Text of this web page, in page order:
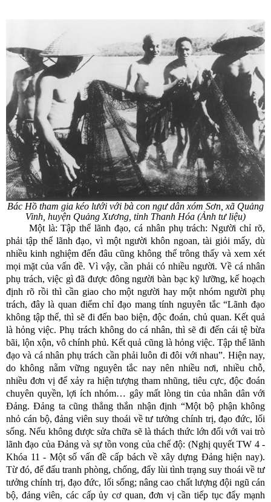
Bác Hồ tham gia kéo lưới với bà con ngư dân xóm Sơn, xã Quảng
Vinh, huyện Quảng Xương, tỉnh Thanh Hóa (Ảnh tư liệu)
Một là: Tập thể lãnh đạo, cá nhân phụ trách: Người chỉ rõ,
phải tập thể lãnh đạo, vì một người khôn ngoan, tài giỏi mấy, dù
nhiều kinh nghiệm đến đâu cũng không thể trông thấy và xem xét
mọi mặt của vấn đề. Vì vậy, cần phải có nhiều người. Về cá nhân
phụ trách, việc gì đã được đông người bàn bạc kỹ lưỡng, kế hoạch
định rõ rồi thì cần giao cho một người hay một nhóm người phụ
trách, đây là quan điểm chỉ đạo mang tính nguyên tắc “Lãnh đạo
không tập thể, thì sẽ đi đến bao biện, độc đoán, chủ quan. Kết quả
là hỏng việc. Phụ trách không do cá nhân, thì sẽ đi đến cái tệ bừa
bãi, lộn xộn, vô chính phủ. Kết quả cũng là hỏng việc. Tập thể lãnh
đạo và cá nhân phụ trách cần phải luôn đi đôi với nhau”. Hiện nay,
do không nẵm vững nguyên tắc nay nên nhiều nơi, nhiều chỗ,
nhiều đơn vị để xảy ra hiện tượng tham nhũng, tiêu cực, độc đoán
chuyên quyền, lợi ích nhóm… gây mất lòng tin của nhân dân với
Đảng. Đảng ta cũng thẳng thắn nhận định “Một bộ phận không
nhỏ cán bộ, đảng viên suy thoái về tư tưởng chính trị, đạo đức, lối
sống. Nếu không được sửa chữa sẽ là thách thức lớn đối với vai trò
lãnh đạo của Đảng và sự tồn vong của chế độ: (Nghị quyết TW 4 -
Khóa 11 - Một số vấn đề cấp bách về xây dựng Đảng hiện nay).
Từ đó, để đấu tranh phòng, chống, đẩy lùi tình trạng suy thoái về tư
tưởng chính trị, đạo đức, lối sống; nâng cao chất lượng đội ngũ cán
bộ, đảng viên, các cấp ủy cơ quan, đơn vị cần tiếp tục đẩy mạnh